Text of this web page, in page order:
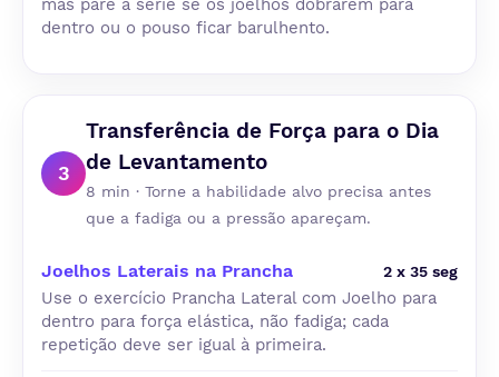
mas pare a série se os joelhos dobrarem para
dentro ou o pouso ficar barulhento.
3
Transferência de Força para o Dia
de Levantamento
8 min · Torne a habilidade alvo precisa antes
que a fadiga ou a pressão apareçam.
Joelhos Laterais na Prancha 2 x 35 seg
Use o exercício Prancha Lateral com Joelho para
dentro para força elástica, não fadiga; cada
repetição deve ser igual à primeira.